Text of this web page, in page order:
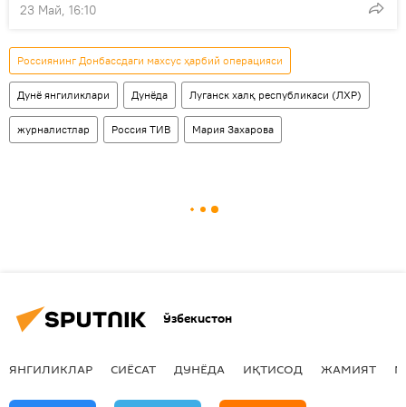
23 Май, 16:10
Россиянинг Донбассдаги махсус ҳарбий операцияси
Дунё янгиликлари Дунёда Луганск халқ республикаси (ЛХР)
журналистлар Россия ТИВ Мария Захарова
Ўзбекистон
ЯНГИЛИКЛАР СИЁСАТ ДУНЁДА ИҚТИСОД ЖАМИЯТ